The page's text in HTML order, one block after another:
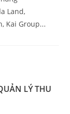
Land,
Kai Group...
LÝ THU